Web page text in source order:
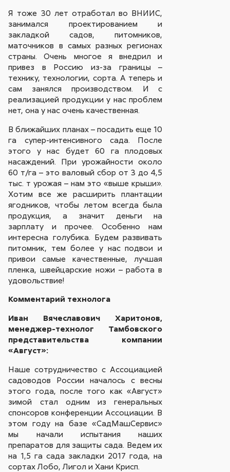
Я тоже 30 лет отработал во ВНИИС,
занимался проектированием и
закладкой садов, питомников,
маточников в самых разных регионах
страны. Очень многое я внедрил и
привез в Россию из-за границы –
технику, технологии, сорта. А теперь и
сам занялся производством. И с
реализацией продукции у нас проблем
нет, она у нас очень качественная.
В ближайших планах – посадить еще 10
га супер-интенсивного сада. После
этого у нас будет 60 га плодовых
насаждений. При урожайности около
60 т/га – это валовый сбор от 3 до 4,5
тыс. т урожая – нам это «выше крыши».
Хотим все же расширить плантации
ягодников, чтобы летом всегда была
продукция, а значит деньги на
зарплату и прочее. Особенно нам
интересна голубика. Будем развивать
питомник, тем более у нас подвои и
привои самые качественные, лучшая
пленка, швейцарские ножи – работа в
удовольствие!
Комментарий технолога
Иван Вячеславович Харитонов,
менеджер-технолог Тамбовского
представительства компании
«Август»:
Наше сотрудничество с Ассоциацией
садоводов России началось с весны
этого года, после того как «Август»
зимой стал одним из генеральных
спонсоров конференции Ассоциации. В
этом году на базе «СадМашСервис»
мы начали испытания наших
препаратов для защиты сада. Ведем их
на 1,5 га сада закладки 2017 года, на
сортах Лобо, Лигол и Хани Крисп.